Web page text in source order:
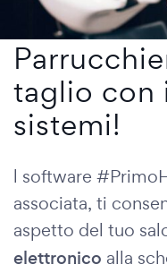
taglio con
sistemi!
l software
associata, ti
aspetto del tuo
elettronico alla